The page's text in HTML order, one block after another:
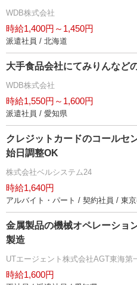
WDB株式会社
時給1,400円～1,450円
派遣社員 / 北海道
大手食品会社にてみりんなど
WDB株式会社
時給1,550円～1,600円
派遣社員 / 愛知県
クレジットカードのコールセ
始日調整OK
株式会社ベルシステム24
時給1,640円
アルバイト・パート / 契約社員 / 東
金属製品の機械オペレーショ
製造
UTエージェント株式会社AGT東海第
時給1,600円